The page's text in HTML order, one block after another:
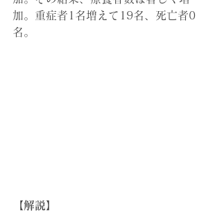
加。重症者1名増えて19名、死亡者0
名。
【解説】